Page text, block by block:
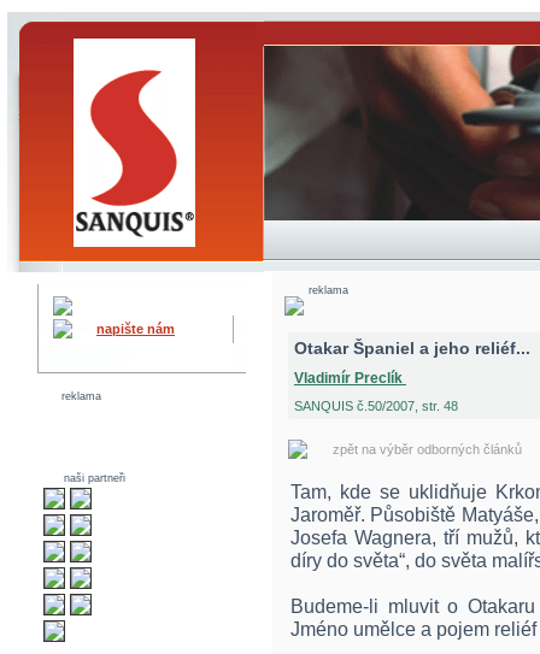
napište nám
reklama
naši partneři
reklama
Otakar Španiel a jeho reliéf...
Vladimír Preclík
SANQUIS č.50/2007, str. 48
zpět na výběr odborných článků
Tam, kde se uklidňuje
Jaroměř. Působiště
Josefa Wagnera, tří mužů,
díry do světa“, do světa
Budeme-li mluvit o
Jméno umělce a pojem